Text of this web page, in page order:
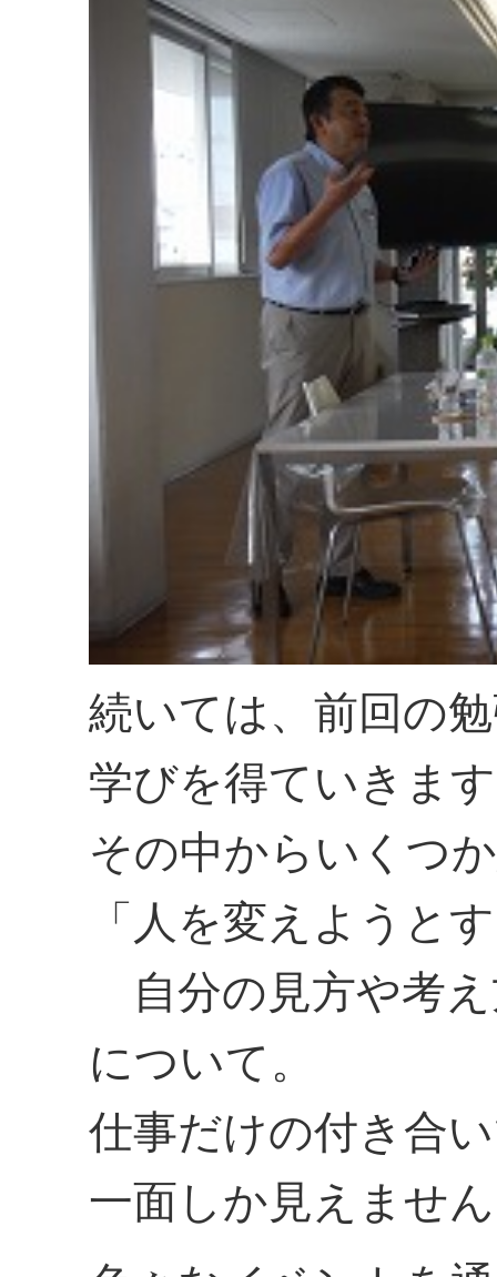
続いては、前回の
学びを得ていきま
その中からいくつ
「人を変えようと
自分の見方や考
について。
仕事だけの付き合
一面しか見えませ